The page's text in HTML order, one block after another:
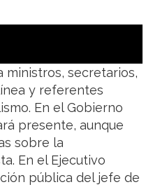
ministros, secretarios,
y referentes
En el Gobierno
presente, aunque
sobre la
En el Ejecutivo
pública del jefe de